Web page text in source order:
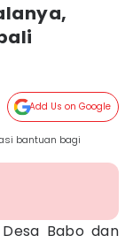
Add Us on Google
bantuan bagi
Babo dan